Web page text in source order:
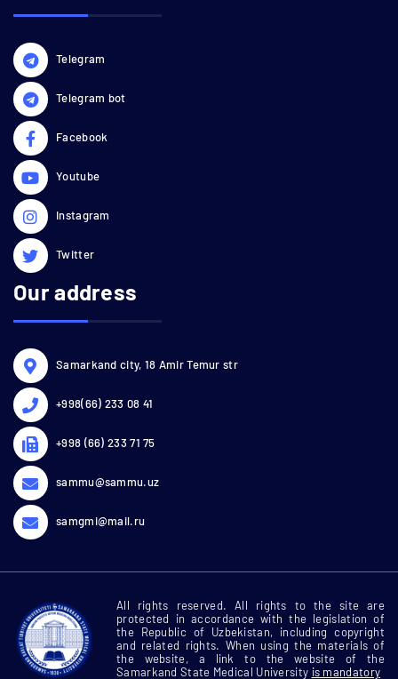
Telegram
Telegram bot
Facebook
Youtube
Instagram
Twitter
Our address
Samarkand city, 18 Amir Temur str
+998(66) 233 08 41
+998 (66) 233 71 75
sammu@sammu.uz
samgmi@mail.ru
All rights reserved. All rights to the site are
protected in accordance with the legislation of
the Republic of Uzbekistan, including copyright
and related rights. When using the materials of
the website, a link to the website of the
Samarkand State Medical University is mandatory